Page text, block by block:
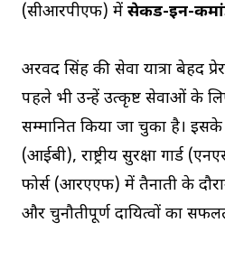
(सीआरपीएफ) में सेकेंड-इन-
अरविंद सिंह की सेवा यात्रा बेहद
पहले भी उन्हें उत्कृष्ट सेवाओं के
सम्मानित किया जा चुका है।
(आईबी), राष्ट्रीय सुरक्षा गार्ड
फोर्स (आरएएफ) में तैनाती के
और चुनौतीपूर्ण दायित्वों का